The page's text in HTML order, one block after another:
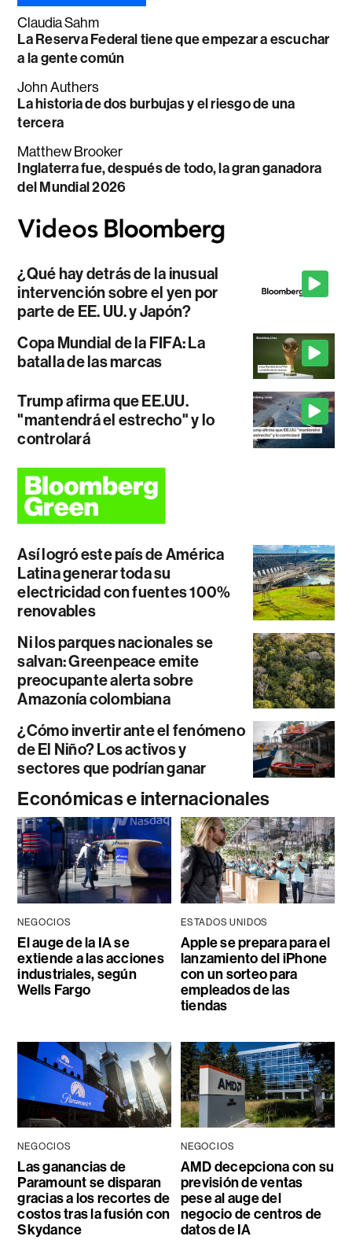
Claudia Sahm
La Reserva Federal tiene que empezar a escuchar
a la gente común
John Authers
La historia de dos burbujas y el riesgo de una
tercera
Matthew Brooker
Inglaterra fue, después de todo, la gran ganadora
del Mundial 2026
¿Qué hay detrás de la inusual
intervención sobre el yen por
parte de EE. UU. y Japón?
Copa Mundial de la FIFA: La
batalla de las marcas
Trump afirma que EE.UU.
"mantendrá el estrecho" y lo
controlará
Así logró este país de América
Latina generar toda su
electricidad con fuentes 100%
renovables
Ni los parques nacionales se
salvan: Greenpeace emite
preocupante alerta sobre
Amazonía colombiana
¿Cómo invertir ante el fenómeno
de El Niño? Los activos y
sectores que podrían ganar
Económicas e internacionales
NEGOCIOS
El auge de la IA se
extiende a las acciones
industriales, según
Wells Fargo
ESTADOS UNIDOS
Apple se prepara para el
lanzamiento del iPhone
con un sorteo para
empleados de las
tiendas
NEGOCIOS
Las ganancias de
Paramount se disparan
gracias a los recortes de
costos tras la fusión con
Skydance
NEGOCIOS
AMD decepciona con su
previsión de ventas
pese al auge del
negocio de centros de
datos de IA